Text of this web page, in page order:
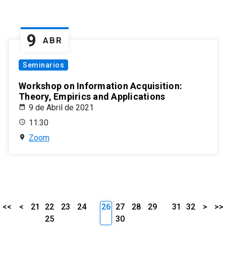
9 ABR
Seminarios
Workshop on Information Acquisition:
Theory, Empirics and Applications
9 de Abril de 2021
11:30
Zoom
<< < 21 22 23
24
25
26 27 28
29
30
31 32 > >>